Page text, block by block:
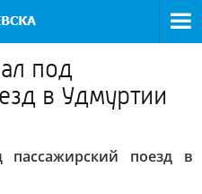
под
в Удмуртии
пассажирский поезд в